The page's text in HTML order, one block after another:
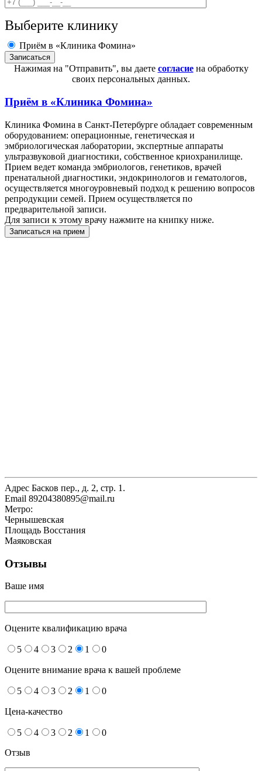
Выберите клинику
Приём в «Клиника Фомина»
Нажимая на "Отправить", вы даете согласиена обработку
своих персональных данных.
Приём в «Клиника Фомина»
Клиника Фомина в Санкт-Петербурге обладает современным
оборудованием: операционные, генетическая и
эмбриологическая лаборатории, экспертные аппараты
ультразвуковой диагностики, собственное криохранилище.
Прием ведет команда эмбриологов, генетиков, врачей
пренатальной диагностики, эндокринологов и гематологов,
осуществляется многоуровневый подход к решению вопросов
репродукции семей. Прием осуществляется по
предварительной записи.
Для записи к этому врачу нажмите на книпку ниже.
Записаться на прием
Адрес Басков пер., д. 2, стр. 1.
Email 89204380895@mail.ru
Метро:
Чернышевская
Площадь Восстания
Маяковская
Отзывы
Ваше имя
Оцените квалификацию врача
5 4 3 2 1 0
Оцените внимание врача к вашей проблеме
5 4 3 2 1 0
Цена-качество
5 4 3 2 1
0
Отзыв